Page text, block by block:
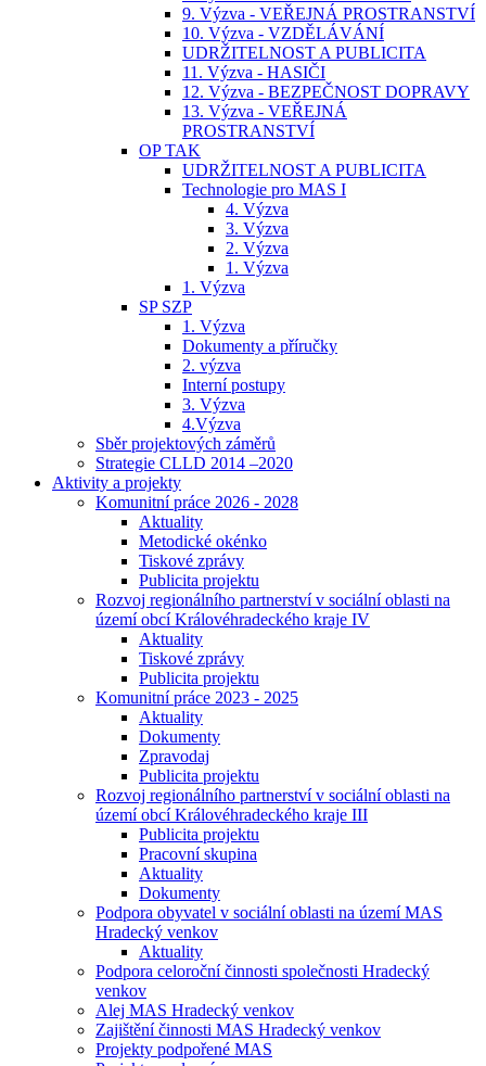
9. Výzva - VEŘEJNÁ PROSTRANSTVÍ
10. Výzva - VZDĚLÁVÁNÍ
UDRŽITELNOST A PUBLICITA
11. Výzva - HASIČI
12. Výzva - BEZPEČNOST DOPRAVY
13. Výzva - VEŘEJNÁ
PROSTRANSTVÍ
OP TAK
UDRŽITELNOST A PUBLICITA
Technologie pro MAS I
4. Výzva
3. Výzva
2. Výzva
1. Výzva
1. Výzva
SP SZP
1. Výzva
Dokumenty a příručky
2. výzva
Interní postupy
3. Výzva
4.Výzva
Sběr projektových záměrů
Strategie CLLD 2014 –2020
Aktivity a projekty
Komunitní práce 2026 - 2028
Aktuality
Metodické okénko
Tiskové zprávy
Publicita projektu
Rozvoj regionálního partnerství v sociální oblasti na
území obcí Královéhradeckého kraje IV
Aktuality
Tiskové zprávy
Publicita projektu
Komunitní práce 2023 - 2025
Aktuality
Dokumenty
Zpravodaj
Publicita projektu
Rozvoj regionálního partnerství v sociální oblasti na
území obcí Královéhradeckého kraje III
Publicita projektu
Pracovní skupina
Aktuality
Dokumenty
Podpora obyvatel v sociální oblasti na území MAS
Hradecký venkov
Aktuality
Podpora celoroční činnosti společnosti Hradecký
venkov
Alej MAS Hradecký venkov
Zajištění činnosti MAS Hradecký venkov
Projekty podpořené MAS